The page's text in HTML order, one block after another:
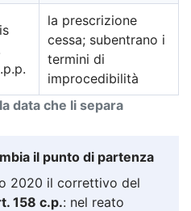
data che li separa
la prescrizione
cessa; subentrano i
termini di
improcedibilità
il punto di partenza
2020 il correttivo del
158 c.p.: nel reato